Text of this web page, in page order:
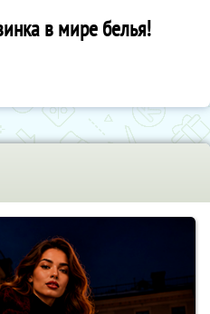
в мире белья!